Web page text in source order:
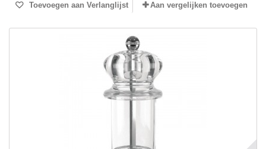
Toevoegen aan Verlanglijst Aan vergelijken toevoegen